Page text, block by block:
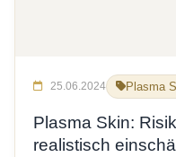
25.06.2024 Plasma
Plasma Skin:
realistisch